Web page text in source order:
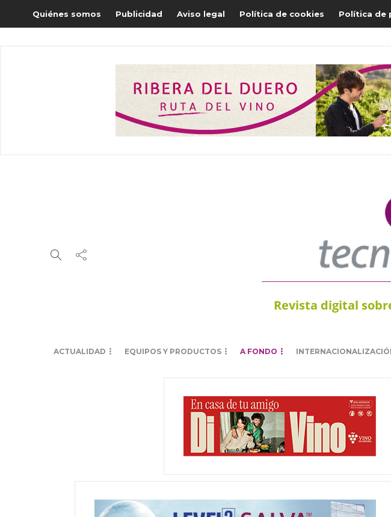
Quiénes somos Publicidad Aviso legal Política de cookies Política de
Revista digital
ACTUALIDAD EQUIPOS Y PRODUCTOS A FONDO